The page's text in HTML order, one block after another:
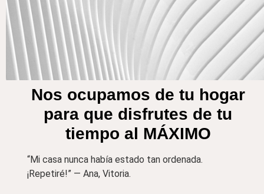
Nos ocupamos de tu hogar
para que disfrutes de tu
tiempo al MÁXIMO
“Mi casa nunca había estado tan ordenada.
¡Repetiré!” — Ana, Vitoria.